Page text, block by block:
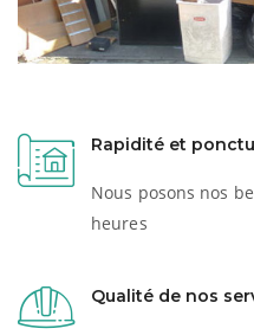
Rapidité et
Nous posons nos
heures
Qualité de nos